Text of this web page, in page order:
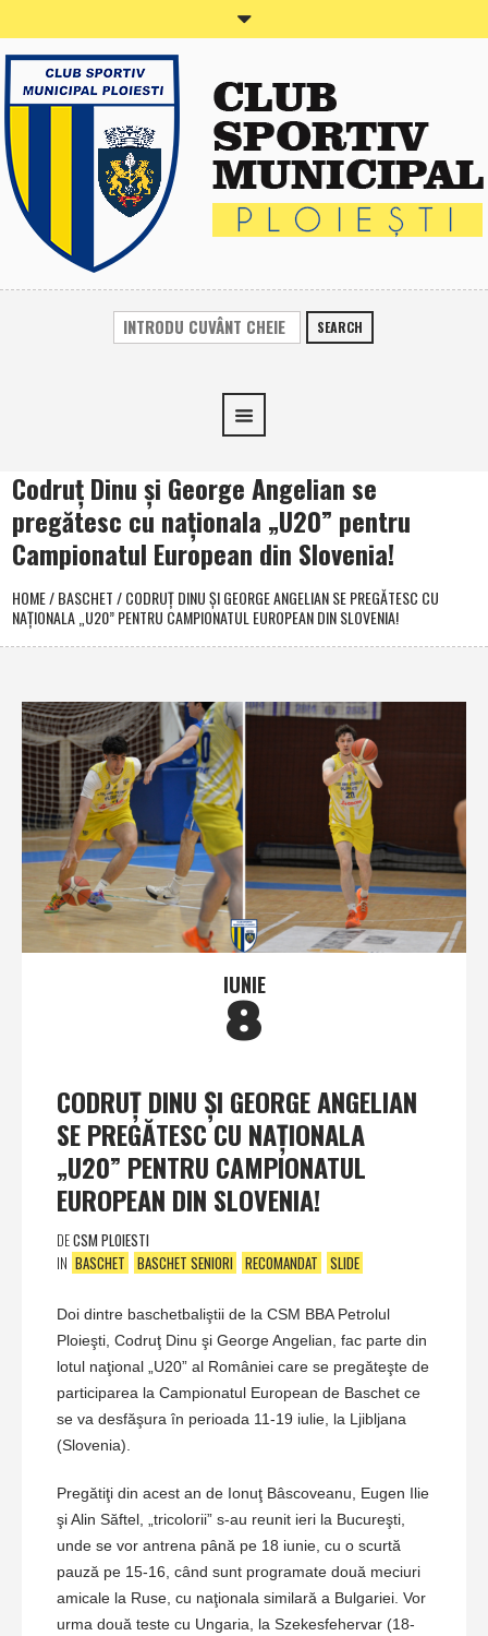
SEARCH
Codruţ Dinu şi George Angelian se
pregătesc cu naţionala „U20” pentru
Campionatul European din Slovenia!
HOME/BASCHET/CODRUŢ DINU ŞI GEORGE ANGELIAN SE PREGĂTESC CU
NAŢIONALA „U20” PENTRU CAMPIONATUL EUROPEAN DIN SLOVENIA!
IUNIE
8
CODRUŢ DINU ŞI GEORGE ANGELIAN
SE PREGĂTESC CU NAŢIONALA
„U20” PENTRU CAMPIONATUL
EUROPEAN DIN SLOVENIA!
DECSM PLOIESTI
IN BASCHET BASCHET SENIORI RECOMANDAT SLIDE
Doi dintre baschetbaliştii de la CSM BBA Petrolul
Ploieşti, Codruţ Dinu şi George Angelian, fac parte din
lotul naţional „U20” al României care se pregăteşte de
participarea la Campionatul European de Baschet ce
se va desfăşura în perioada 11-19 iulie, la Ljibljana
(Slovenia).
Pregătiţi din acest an de Ionuţ Bâscoveanu, Eugen Ilie
şi Alin Săftel, „tricolorii” s-au reunit ieri la Bucureşti,
unde se vor antrena până pe 18 iunie, cu o scurtă
pauză pe 15-16, când sunt programate două meciuri
amicale la Ruse, cu naţionala similară a Bulgariei. Vor
urma două teste cu Ungaria, la Szekesfehervar (18-